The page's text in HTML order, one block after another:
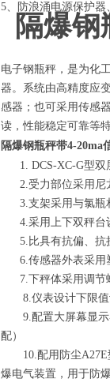
5、防浪涌电源保护器
隔爆
电子钢瓶秤，是为化
器。系统由高精度应
感器；也可采用传感
读，性能稳定可靠等特
隔爆钢瓶秤带4-20ma
1. DCS-XC-G型
2.受力部位采用尼
3.支架采用与氯瓶
4.采用上下双秤台
5.比具有抗偏、抗
6.传感器外表采用
7.下秤体采用调节
8.仪表设计下限值
9.配置大屏幕显示
配）
10.配用防尘A27E
爆电气装置，用于防